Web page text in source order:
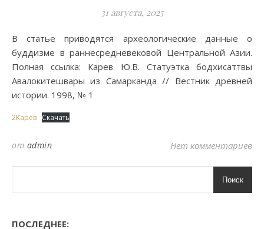
31 августа, 2025
В статье приводятся археологические данные о
буддизме в раннесредневековой Центральной Азии.
Полная ссылка: Карев Ю.В. Статуэтка бодхисаттвы
Авалокитешвары из Самарканда // Вестник древней
истории. 1998, № 1
2Карев Скачать
от admin Нет комментариев
Поиск
ПОСЛЕДНЕЕ: